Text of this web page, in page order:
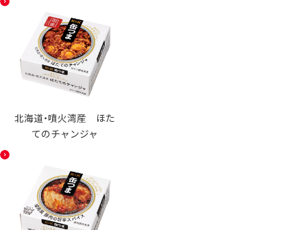
北海道・噴火湾産 ほた
てのチャンジャ